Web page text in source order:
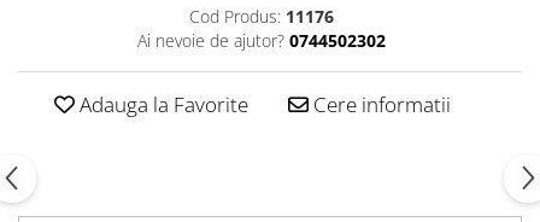
Cod Produs: 11176
Ai nevoie de ajutor? 0744502302
Adauga la Favorite Cere informatii